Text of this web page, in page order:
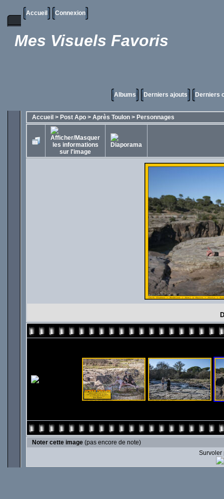
Accueil Connexion
Mes Visuels Favoris
Albums Derniers ajouts Derniers
Accueil > Post Apo > Après Toulon > Personnages
Noter cette image (pas encore de note)
Survoler